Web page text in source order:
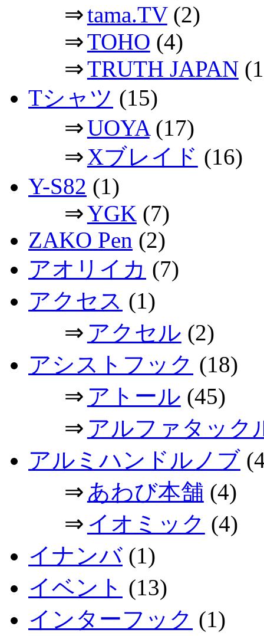
⇒tama.TV(2)
⇒TOHO (4)
⇒TRUTH JAPAN
Tシャツ (15)
⇒UOYA(17)
⇒Xブレイド (16)
Y-S82 (1)
⇒YGK (7)
ZAKO Pen (2)
アオリイカ (7)
アクセス (1)
⇒ アクセル (2)
アシストフック (18)
⇒ アトール (45)
⇒ アルファタック
アルミハンドルノブ
⇒ あわび本舗 (4)
⇒ イオミック (4)
イナンバ (1)
イベント (13)
インターフック (1)